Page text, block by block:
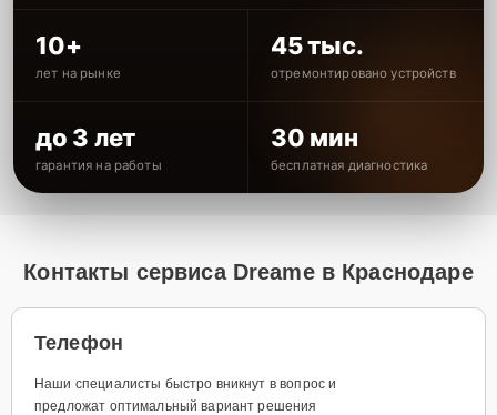
10+
лет на рынке
45 тыс.
отремонтировано устройств
до 3 лет
гарантия на работы
30 мин
бесплатная диагностика
Контакты сервиса Dreame в Краснодаре
Телефон
Наши специалисты быстро вникнут в вопрос и
предложат оптимальный вариант решения